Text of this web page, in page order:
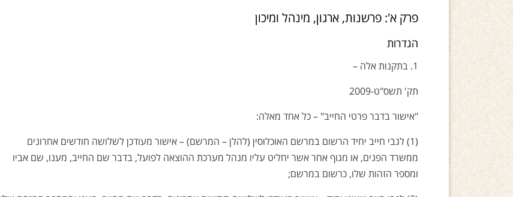
פרק א': פרשנות, ארגון, מינהל ומיכון
הגדרות
1. בתקנות אלה –
תק' תשס"ט-2009
"אישור בדבר פרטי החייב" – כל אחד מאלה:
(1) לגבי חייב יחיד הרשום במרשם האוכלוסין (להלן – המרשם) – אישור מעודכן לשלושה חודשים אחרונים
ממשרד הפנים, או מגוף אחר אשר יחליט עליו מנהל מערכת ההוצאה לפועל, בדבר שם החייב, מענו, שם אביו
ומספר הזהות שלו, כרשום במרשם;